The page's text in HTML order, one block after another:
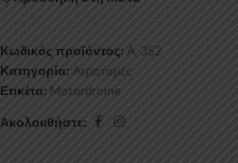
Κωδικός προϊόντος: A-352
Κατηγορία: Αεροτομές
Ετικέτα: Motordrome
Ακολουθήστε: